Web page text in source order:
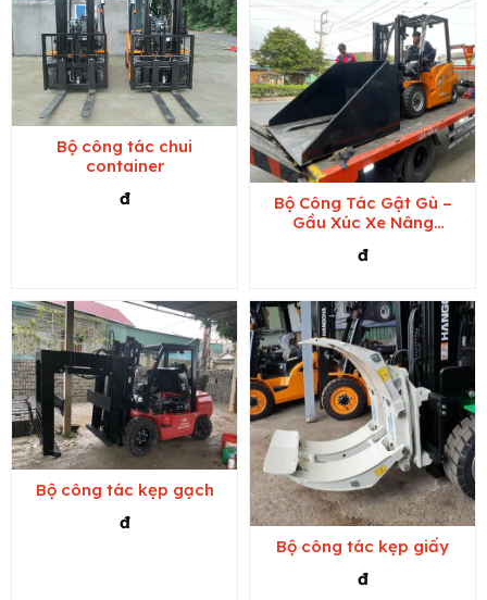
Bộ công tác chui
container
đ
Bộ Công Tác Gật Gù –
Gầu Xúc Xe Nâng
đ
Bộ công tác kẹp gạch
đ
Bộ công tác kẹp giấy
đ